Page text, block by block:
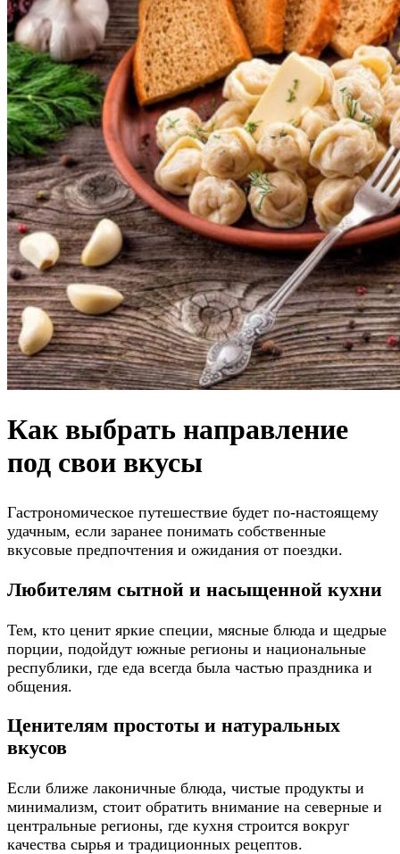
Как выбрать направление
под свои вкусы
Гастрономическое путешествие будет по-настоящему
удачным, если заранее понимать собственные
вкусовые предпочтения и ожидания от поездки.
Любителям сытной и насыщенной кухни
Тем, кто ценит яркие специи, мясные блюда и щедрые
порции, подойдут южные регионы и национальные
республики, где еда всегда была частью праздника и
общения.
Ценителям простоты и натуральных
вкусов
Если ближе лаконичные блюда, чистые продукты и
минимализм, стоит обратить внимание на северные и
центральные регионы, где кухня строится вокруг
качества сырья и традиционных рецептов.